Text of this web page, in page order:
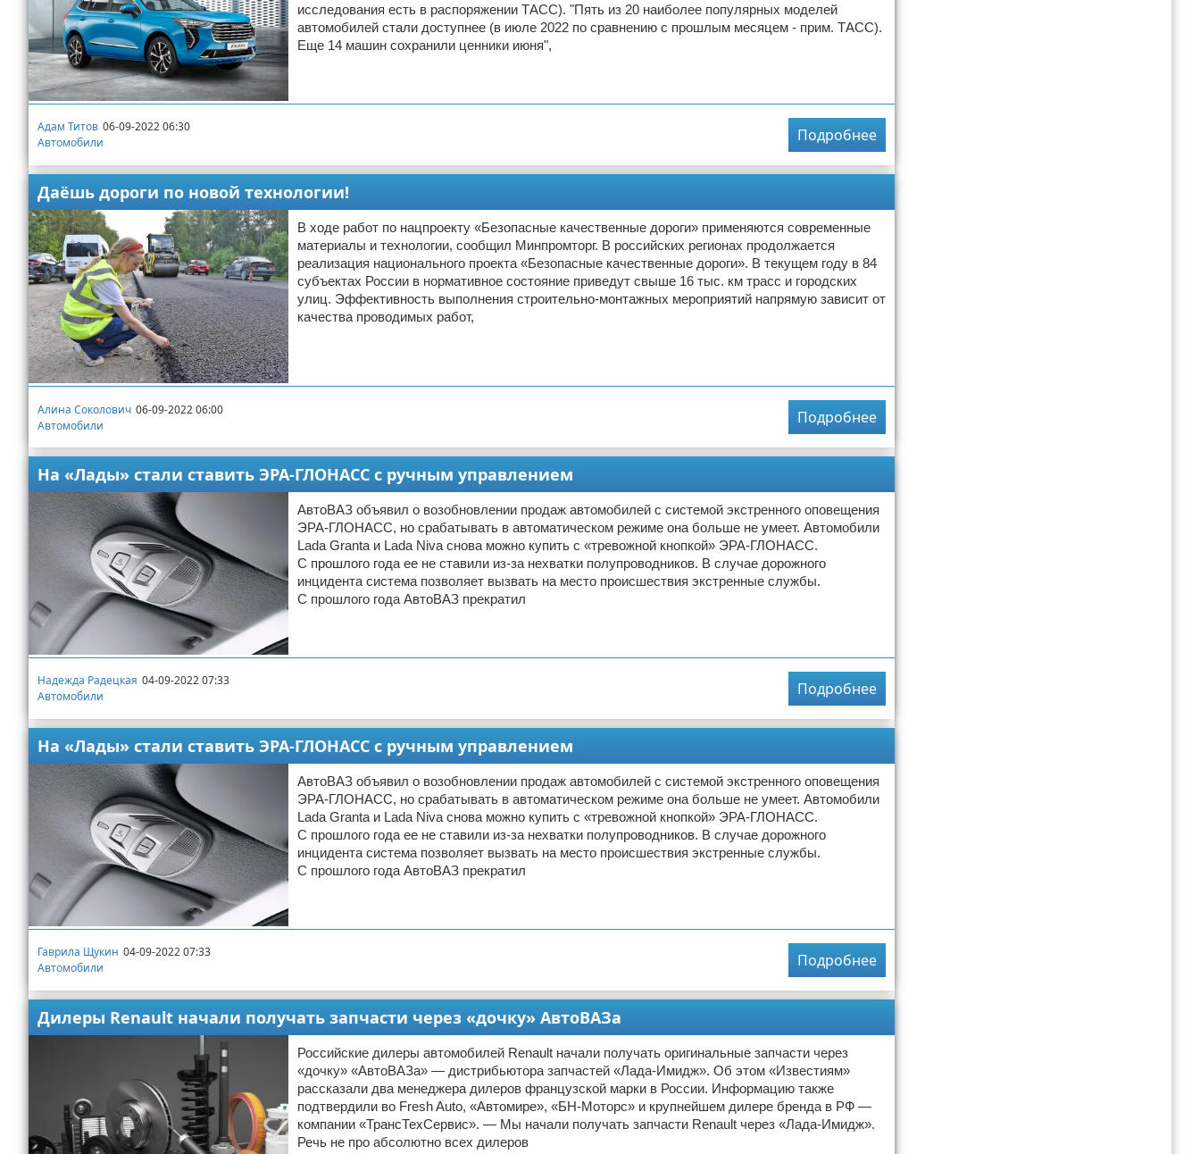
исследования есть в распоряжении ТАСС). "Пять из 20 наиболее популярных моделей
автомобилей стали доступнее (в июле 2022 по сравнению с прошлым месяцем - прим. ТАСС).
Еще 14 машин сохранили ценники июня",
Адам Титов 06-09-2022 06:30
Автомобили
Подробнее
Даёшь дороги по новой технологии!
В ходе работ по нацпроекту «Безопасные качественные дороги» применяются современные
материалы и технологии, сообщил Минпромторг. В российских регионах продолжается
реализация национального проекта «Безопасные качественные дороги». В текущем году в 84
субъектах России в нормативное состояние приведут свыше 16 тыс. км трасс и городских
улиц. Эффективность выполнения строительно-монтажных мероприятий напрямую зависит от
качества проводимых работ,
Алина Соколович 06-09-2022 06:00
Автомобили
Подробнее
На «Лады» стали ставить ЭРА-ГЛОНАСС с ручным управлением
АвтоВАЗ объявил о возобновлении продаж автомобилей с системой экстренного оповещения
ЭРА-ГЛОНАСС, но срабатывать в автоматическом режиме она больше не умеет. Автомобили
Lada Granta и Lada Niva снова можно купить с «тревожной кнопкой» ЭРА-ГЛОНАСС.
С прошлого года ее не ставили из-за нехватки полупроводников. В случае дорожного
инцидента система позволяет вызвать на место происшествия экстренные службы.
С прошлого года АвтоВАЗ прекратил
Надежда Радецкая 04-09-2022 07:33
Автомобили
Подробнее
На «Лады» стали ставить ЭРА-ГЛОНАСС с ручным управлением
АвтоВАЗ объявил о возобновлении продаж автомобилей с системой экстренного оповещения
ЭРА-ГЛОНАСС, но срабатывать в автоматическом режиме она больше не умеет. Автомобили
Lada Granta и Lada Niva снова можно купить с «тревожной кнопкой» ЭРА-ГЛОНАСС.
С прошлого года ее не ставили из-за нехватки полупроводников. В случае дорожного
инцидента система позволяет вызвать на место происшествия экстренные службы.
С прошлого года АвтоВАЗ прекратил
Гаврила Щукин 04-09-2022 07:33
Автомобили
Подробнее
Дилеры Renault начали получать запчасти через «дочку» АвтоВАЗа
Российские дилеры автомобилей Renault начали получать оригинальные запчасти через
«дочку» «АвтоВАЗа» — дистрибьютора запчастей «Лада-Имидж». Об этом «Известиям»
рассказали два менеджера дилеров французской марки в России. Информацию также
подтвердили во Fresh Auto, «Автомире», «БН-Моторс» и крупнейшем дилере бренда в РФ —
компании «ТрансТехСервис». — Мы начали получать запчасти Renault через «Лада-Имидж».
Речь не про абсолютно всех дилеров